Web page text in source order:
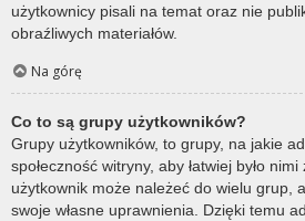
użytkownicy pisali na temat oraz nie
obraźliwych materiałów.
Na górę
Co to są grupy użytkowników?
Grupy użytkowników, to grupy, na jakie
społeczność witryny, aby łatwiej było
użytkownik może należeć do wielu grup,
swoje własne uprawnienia. Dzięki temu